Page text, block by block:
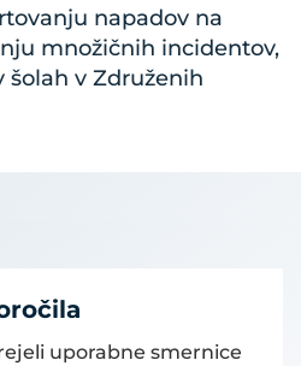
napadov na
množičnih incidentov,
šolah v Združenih
uporabne smernice